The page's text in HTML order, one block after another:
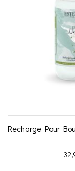
Recharge Pour
Prix